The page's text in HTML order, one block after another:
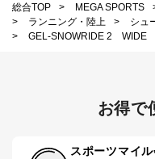
総合TOP
> MEGA SPORTS
>
ランニング・陸上 > シュ
>
GEL-SNOWRIDE 2 WIDE
お得で
スポーツマイ